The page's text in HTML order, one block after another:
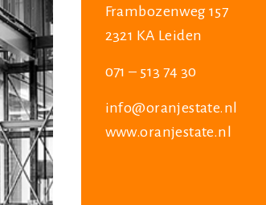
Frambozenweg 157
2321 KA Leiden
071 – 513 74 30
info@oranjestate.nl
www.oranjestate.nl